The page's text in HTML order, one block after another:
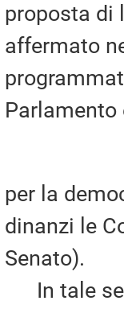
proposta di
affermato
Parlamento
per la
dinanzi le
Senato).
In tale